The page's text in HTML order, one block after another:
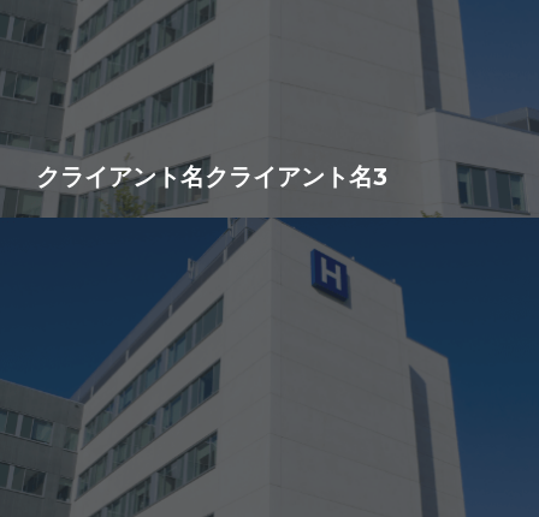
クライアント名クライアント名3